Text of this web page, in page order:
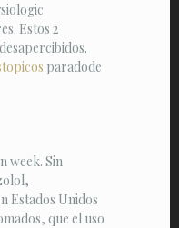
Estos 2
paradode
week. Sin
Estados Unidos
que el uso